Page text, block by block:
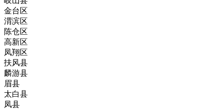
金台区
渭滨区
陈仓区
高新区
凤翔区
扶风县
麟游县
眉县
太白县
凤县